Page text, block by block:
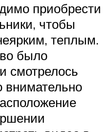
приобрести
чтобы
теплым.
было
смотрелось
внимательно